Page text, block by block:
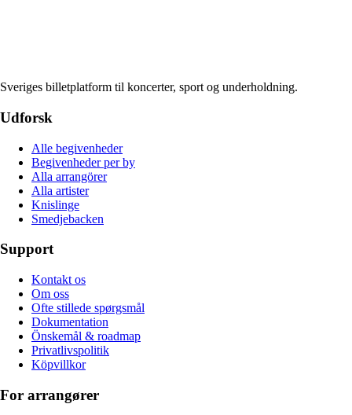
Sveriges billetplatform til koncerter, sport og underholdning.
Udforsk
Alle begivenheder
Begivenheder per by
Alla arrangörer
Alla artister
Knislinge
Smedjebacken
Support
Kontakt os
Om oss
Ofte stillede spørgsmål
Dokumentation
Önskemål & roadmap
Privatlivspolitik
Köpvillkor
For arrangører